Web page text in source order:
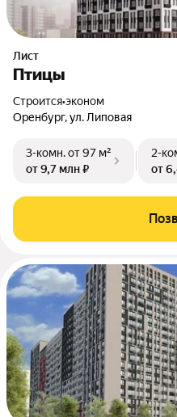
Лист
Птицы
Строится•эконом
Оренбург, ул. Липовая
3-комн.от 97 м²
от 9,7 млн ₽
2-
от